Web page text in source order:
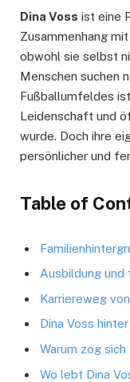
Dina Voss ist eine
Zusammenhang
obwohl sie selbst
Menschen suchen
Fußballumfeldes
Leidenschaft und
wurde. Doch ihre
persönlicher und
Table of
Ausbildung und
Karriereweg
Dina Voss
Warum zog sich
Wo lebt Dina